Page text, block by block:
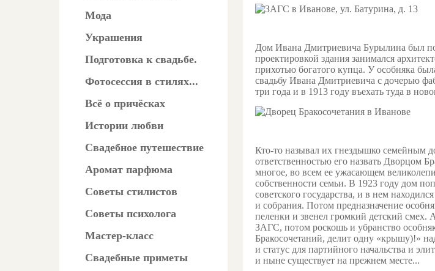
Мода
Украшения
Подготовка к свадьбе.
Фотосессия в стилях...
Всё о причёсках
Истории любви
Свадебное путешествие
Аромат парфюма
Советы стилистов
Советы психолога
Мастер-класс
Свадебные приметы
Дом Ивана Дмитриевича Бурылина был
проектировкой здания занимался
прихотью богатого купца. У особняка
свадьбу Ивана Дмитриевича с дочерью
три года и в 1913 году въехать туда в
Кто-то называл их гнездышко семейным
ответственностью его назвать Дворцом
многое, во всем ее ужасающем
собственности семьи. В 1923 году дом
советского государства, и в нем
и собрания. Потом предназначение
пеленки и звенел громкий детский смех.
ЗАГС, потом роскошь и убранство
Бракосочетаний, делит одну «крышу)!»
и статус для партийного начальства и
и ныне существует на прежнем месте...